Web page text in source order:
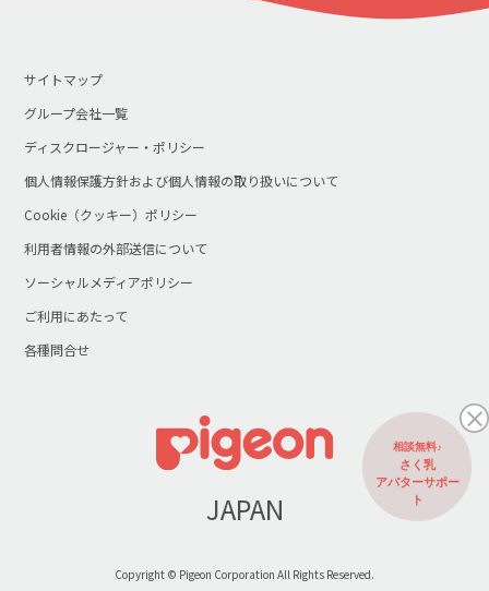
サイトマップ
グループ会社一覧
ディスクロージャー・ポリシー
個人情報保護方針および個人情報の取り扱いについて
Cookie（クッキー）ポリシー
利用者情報の外部送信について
ソーシャルメディアポリシー
ご利用にあたって
各種問合せ
JAPAN
Copyright © Pigeon Corporation All Rights Reserved.
相談無料♪
さく乳
アバターサポー
ト